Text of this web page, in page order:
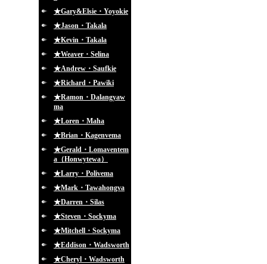
★Gary&Elsie・Yoyokie
★Jason・Takala
★Kevin・Takala
★Weaver・Selina
★Andrew・Saufkie
★Richard・Pawiki
★Ramon・Dalangyaw
ma
★Loren・Maha
★Brian・Kagenvema
★Gerald・Lomaventem
a（Honwytewa）
★Larry・Polivema
★Mark・Tawahongva
★Darren・Silas
★Steven・Sockyma
★Mitchell・Sockyma
★Eddison・Wadsworth
★Cheryl・Wadsworth